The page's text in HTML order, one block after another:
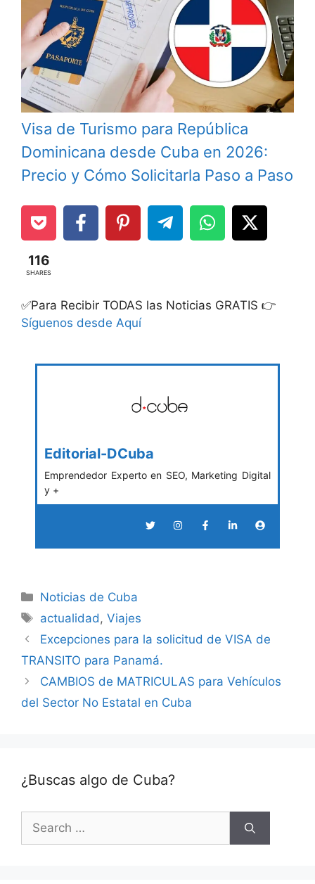
Visa de Turismo para República
Dominicana desde Cuba en 2026:
Precio y Cómo Solicitarla Paso a Paso
116
SHARES
✅Para Recibir TODAS las Noticias GRATIS 👉
Síguenos desde Aquí
Editorial-DCuba
Emprendedor Experto en SEO, Marketing Digital
y +
Categories
Noticias de Cuba
Tags
actualidad,Viajes
Excepciones para la solicitud de VISA de
TRANSITO para Panamá.
CAMBIOS de MATRICULAS para Vehículos
del Sector No Estatal en Cuba
¿Buscas algo de Cuba?
Search
for: